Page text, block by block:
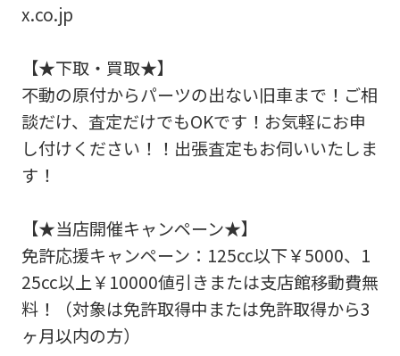
x.co.jp
【★下取・買取★】
不動の原付からパーツの出ない旧車まで！ご相
談だけ、査定だけでもOKです！お気軽にお申
し付けください！！出張査定もお伺いいたしま
す！
【★当店開催キャンペーン★】
免許応援キャンペーン：125cc以下￥5000、1
25cc以上￥10000値引きまたは支店館移動費無
料！（対象は免許取得中または免許取得から3
ヶ月以内の方）